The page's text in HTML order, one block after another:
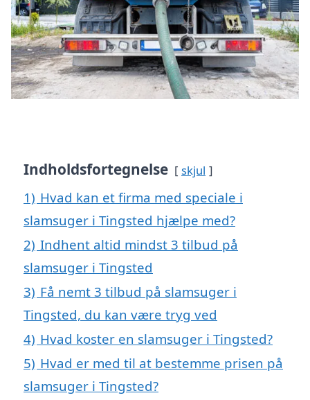
Indholdsfortegnelse skjul
1) Hvad kan et firma med speciale i
slamsuger i Tingsted hjælpe med?
2) Indhent altid mindst 3 tilbud på
slamsuger i Tingsted
3) Få nemt 3 tilbud på slamsuger i
Tingsted, du kan være tryg ved
4) Hvad koster en slamsuger i Tingsted?
5) Hvad er med til at bestemme prisen på
slamsuger i Tingsted?